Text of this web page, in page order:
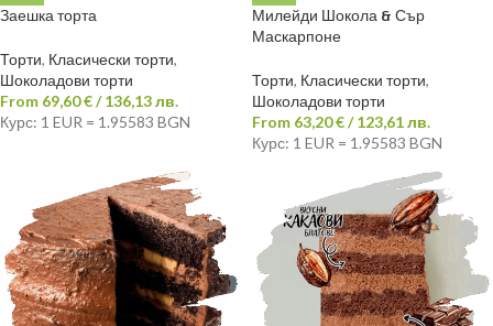
Заешка торта
Торти, Класически торти,
Шоколадови торти
From 69,60€/ 136,13 лв.
Курс: 1 EUR = 1.95583 BGN
Милейди Шокола & Сър
Маскарпоне
Торти, Класически торти,
Шоколадови торти
From 63,20€/ 123,61 лв.
Курс: 1 EUR = 1.95583 BGN